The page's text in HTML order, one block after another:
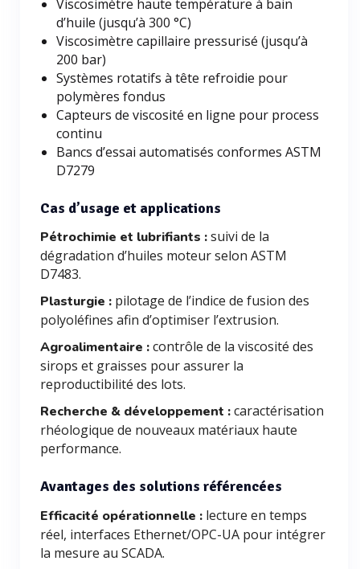
Viscosimètre haute température à bain
d’huile (jusqu’à 300 °C)
Viscosimètre capillaire pressurisé (jusqu’à
200 bar)
Systèmes rotatifs à tête refroidie pour
polymères fondus
Capteurs de viscosité en ligne pour process
continu
Bancs d’essai automatisés conformes ASTM
D7279
Cas d’usage et applications
Pétrochimie et lubrifiants :suivi de la
dégradation d’huiles moteur selon ASTM
D7483.
Plasturgie : pilotage de l’indice de fusion des
polyoléfines afin d’optimiser l’extrusion.
Agroalimentaire :contrôle de la viscosité des
sirops et graisses pour assurer la
reproductibilité des lots.
Recherche & développement :caractérisation
rhéologique de nouveaux matériaux haute
performance.
Avantages des solutions référencées
Efficacité opérationnelle : lecture en temps
réel, interfaces Ethernet/OPC-UA pour intégrer
la mesure au SCADA.